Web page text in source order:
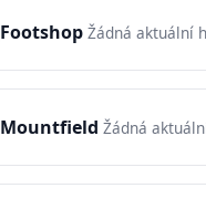
Footshop Žádná aktuální
Mountfield Žádná